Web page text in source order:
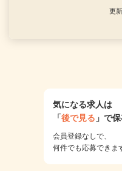
更
気になる求人は
「後で見る 」で保
会員登録なしで、
何件でも応募できま